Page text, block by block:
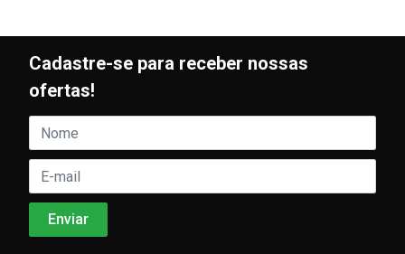
Cadastre-se para receber nossas
ofertas!